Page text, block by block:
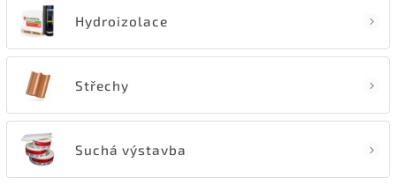
Hydroizolace
Střechy
Suchá výstavba